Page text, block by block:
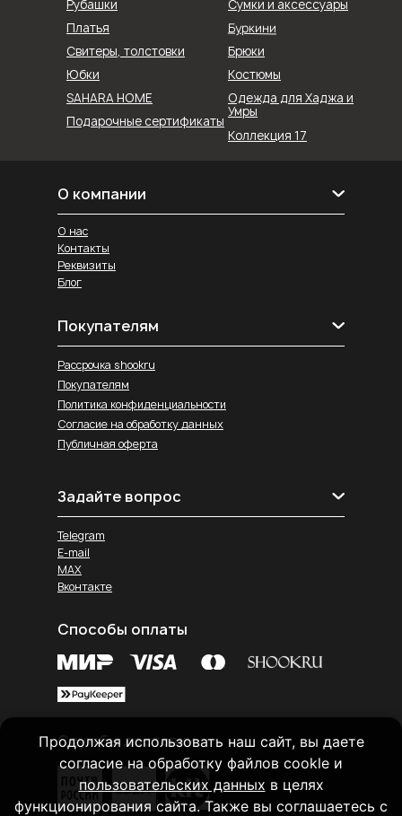
Рубашки
Коллекция 17
Сумки и аксессуары
Юбки
Брюки
SAHARA HOME
Платья
Свитеры, толстовки
Буркини
Костюмы
Подарочные сертификаты
Одежда для Хаджа и
Умры
О компании
Реквизиты
Блог
О нас
Контакты
Покупателям
Рассрочка shookru
Покупателям
Политика конфиденциальности
Согласие на обработку данных
Публичная оферта
Задайте вопрос
Telegram
E-mail
MAX
Вконтакте
Службы доставки
Способы оплаты
Продолжая использовать наш сайт, вы даете
согласие на обработку файлов cookle и
пользовательских данных в целях
функционирования сайта. Также вы соглашаетесь с